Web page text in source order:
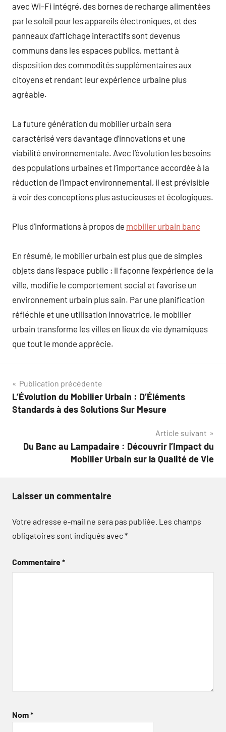
avec Wi-Fi intégré, des bornes de recharge alimentées
par le soleil pour les appareils électroniques, et des
panneaux d’affichage interactifs sont devenus
communs dans les espaces publics, mettant à
disposition des commodités supplémentaires aux
citoyens et rendant leur expérience urbaine plus
agréable.
La future génération du mobilier urbain sera
caractérisé vers davantage d’innovations et une
viabilité environnementale. Avec l’évolution les besoins
des populations urbaines et l’importance accordée à la
réduction de l’impact environnemental, il est prévisible
à voir des conceptions plus astucieuses et écologiques.
Plus d’informations à propos de mobilier urbain banc
En résumé, le mobilier urbain est plus que de simples
objets dans l’espace public ; il façonne l’expérience de la
ville, modifie le comportement social et favorise un
environnement urbain plus sain. Par une planification
réfléchie et une utilisation innovatrice, le mobilier
urbain transforme les villes en lieux de vie dynamiques
que tout le monde apprécie.
Navigation
de
Publication précédente
L’Évolution du Mobilier Urbain : D’Éléments
Standards à des Solutions Sur Mesure
Article suivant
Du Banc au Lampadaire : Découvrir l’Impact du
Mobilier Urbain sur la Qualité de Vie
Laisser un commentaire
Votre adresse e-mail ne sera pas publiée. Les champs
obligatoires sont indiqués avec*
Commentaire*
Nom*